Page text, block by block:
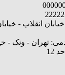
انقلاب -
تهران - ونک -